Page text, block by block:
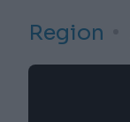
Region